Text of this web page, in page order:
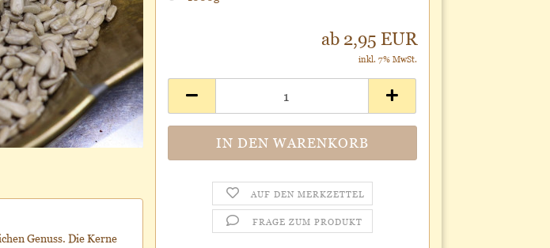
ab 2,95 EUR
inkl. 7% MwSt.
AUF DEN MERKZETTEL
FRAGE ZUM PRODUKT
Genuss. Die Kerne